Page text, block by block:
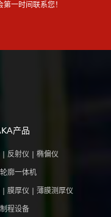
一时间联系您！
产品
| 反射仪 | 椭偏仪
廓一体机
| 膜厚仪 | 薄膜测厚仪
程设备